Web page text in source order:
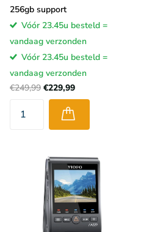
256gb support
Vóór 23.45u besteld =
vandaag verzonden
Vóór 23.45u besteld =
vandaag verzonden
€249,99 €229,99